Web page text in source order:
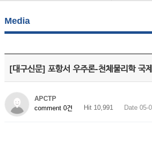
Media
[대구신문] 포항서 우주론-천체물리학 국
APCTP
comment 0건
Hit 10,991 Date 05-